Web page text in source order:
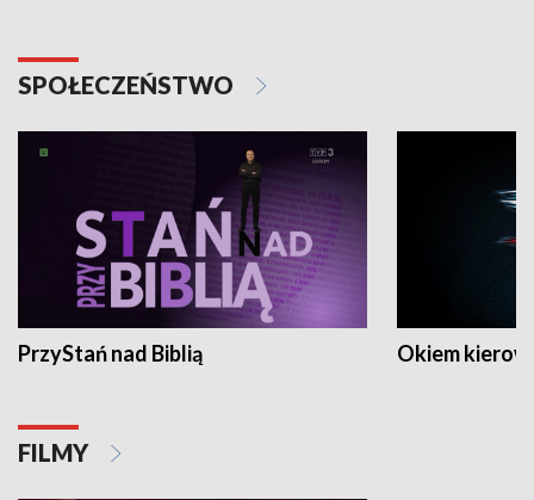
SPOŁECZEŃSTWO
PrzyStań nad Biblią Okiem
FILMY